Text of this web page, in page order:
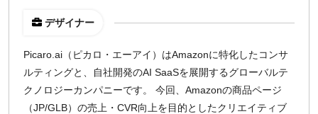
新規事業
土日週末OK
急募
長期案件
デザイナー
Picaro.ai（ピカロ・エーアイ）はAmazonに特化したコンサ
ルティングと、自社開発のAI SaaSを展開するグローバルテ
クノロジーカンパニーです。 今回、Amazonの商品ページ
（JP/GLB）の売上・CVR向上を目的としたクリエイティブ